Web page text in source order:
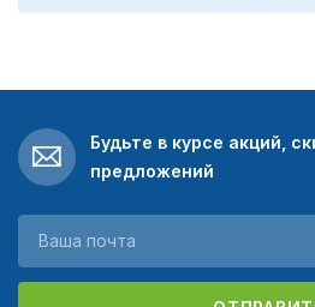
Будьте в курсе акций,
предложений